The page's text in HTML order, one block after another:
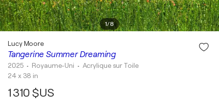
1/8
Tangerine Summer Dreaming
Lucy Moore
2025 • Royaume-Uni • Acrylique sur Toile
24 x 38 in
1 310 $US